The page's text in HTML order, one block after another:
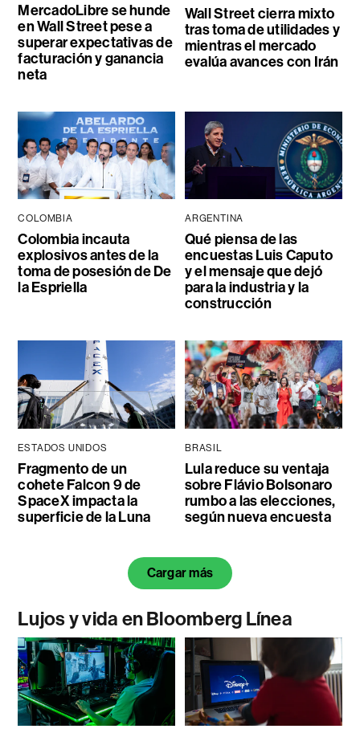
MercadoLibre se hunde
en Wall Street pese a
superar expectativas de
facturación y ganancia
neta
Wall Street cierra mixto
tras toma de utilidades y
mientras el mercado
evalúa avances con Irán
COLOMBIA
Colombia incauta
explosivos antes de la
toma de posesión de De
la Espriella
ARGENTINA
Qué piensa de las
encuestas Luis Caputo
y el mensaje que dejó
para la industria y la
construcción
ESTADOS UNIDOS
Fragmento de un
cohete Falcon 9 de
SpaceX impacta la
superficie de la Luna
BRASIL
Lula reduce su ventaja
sobre Flávio Bolsonaro
rumbo a las elecciones,
según nueva encuesta
Cargar más
Lujos y vida en Bloomberg Línea